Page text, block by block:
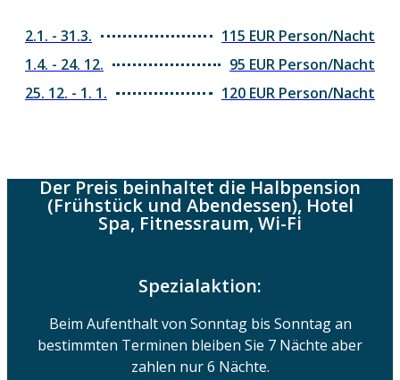
2.1. - 31.3.
115 EUR Person/Nacht
1.4. - 24. 12.
95 EUR Person/Nacht
25. 12. - 1. 1.
120 EUR Person/Nacht
Der Preis beinhaltet die Halbpension
(Frühstück und Abendessen), Hotel
Spa, Fitnessraum, Wi-Fi
Spezialaktion:
Beim Aufenthalt von Sonntag bis Sonntag an
bestimmten Terminen bleiben Sie 7 Nächte aber
zahlen nur 6 Nächte.